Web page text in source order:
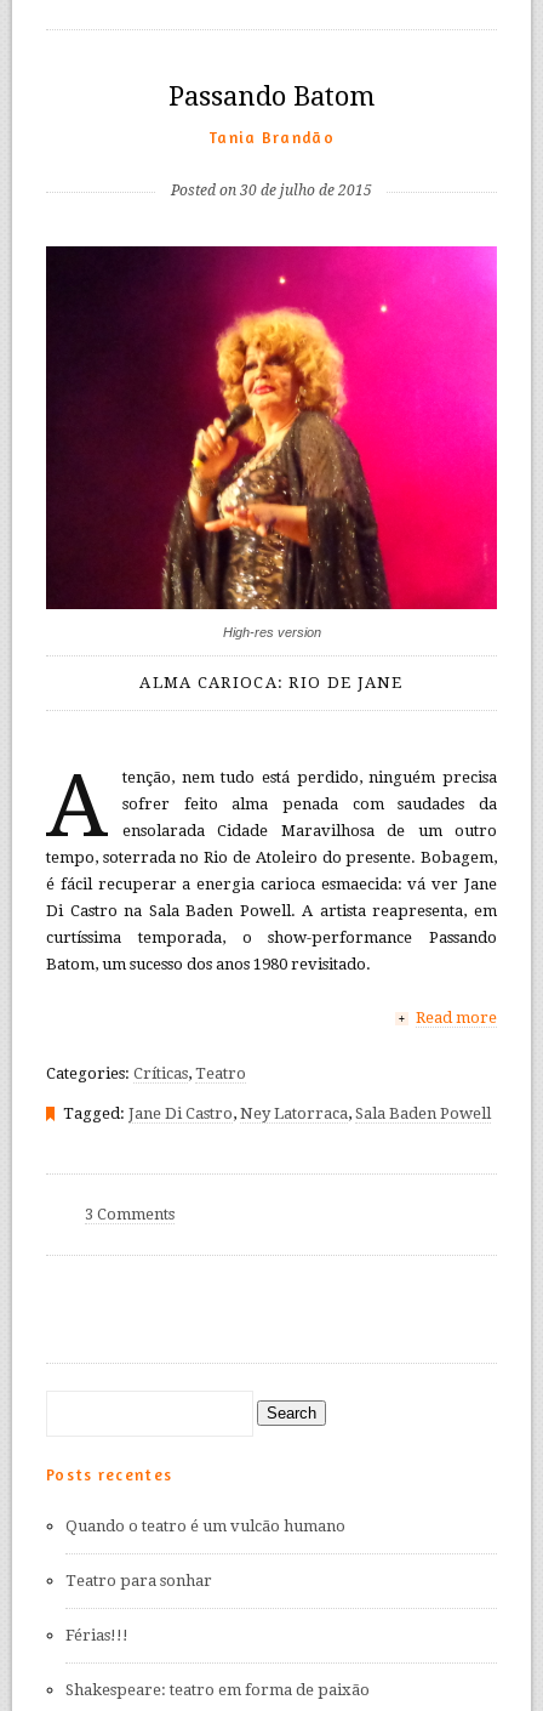
Passando Batom
Tania Brandão
Posted on 30 de julho de 2015
High-res version
ALMA CARIOCA: RIO DE JANE
A
tenção, nem tudo está perdido, ninguém precisa
sofrer feito alma penada com saudades da
ensolarada Cidade Maravilhosa de um outro
tempo, soterrada no Rio de Atoleiro do presente. Bobagem,
é fácil recuperar a energia carioca esmaecida: vá ver Jane
Di Castro na Sala Baden Powell. A artista reapresenta, em
curtíssima temporada, o show-performance Passando
Batom, um sucesso dos anos 1980 revisitado.
+ Read more
Categories: Críticas, Teatro
Tagged: Jane Di Castro, Ney Latorraca, Sala Baden Powell
3 Comments
Posts recentes
Quando o teatro é um vulcão humano
Teatro para sonhar
Férias!!!
Shakespeare: teatro em forma de paixão